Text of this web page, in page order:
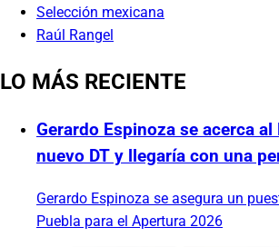
Selección mexicana
Raúl Rangel
LO MÁS RECIENTE
Gerardo Espinoza se acerca al
nuevo DT y llegaría con una
Gerardo Espinoza se asegura un
Puebla para el Apertura 2026